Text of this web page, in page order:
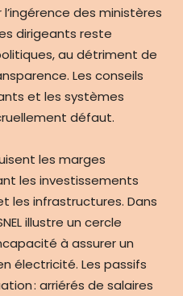
des ministères
dirigeants reste
au détriment de
Les conseils
et les systèmes
défaut.
les marges
les investissements
les infrastructures. Dans
illustre un cercle
à assurer un
électricité. Les passifs
: arriérés de salaires